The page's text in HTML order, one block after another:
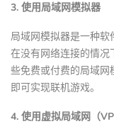
3. 使用局域网模拟器
局域网模拟器是一种
在没有网络连接的情
些免费或付费的局域网
即可实现联机游戏。
4. 使用虚拟局域网（